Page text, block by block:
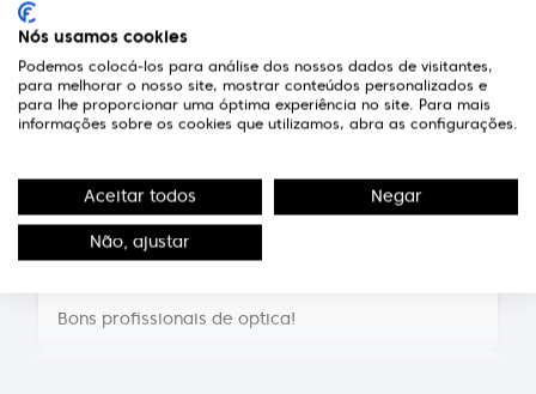
Técnicos competentes e pessoal extremamente
simpático e atencioso.
Susana Pereira
competência
Luís Barros
Nós usamos cookies
Podemos colocá-los para análise dos nossos dados de visitantes,
para melhorar o nosso site, mostrar conteúdos personalizados e
para lhe proporcionar uma óptima experiência no site. Para mais
informações sobre os cookies que utilizamos, abra as configurações.
Aceitar todos Negar
Não, ajustar